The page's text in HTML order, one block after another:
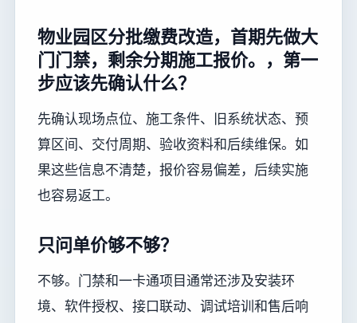
物业园区分批缴费改造，首期先做大
门门禁，剩余分期施工报价。，第一
步应该先确认什么？
先确认现场点位、施工条件、旧系统状态、预
算区间、交付周期、验收资料和后续维保。如
果这些信息不清楚，报价容易偏差，后续实施
也容易返工。
只问单价够不够？
不够。门禁和一卡通项目通常还涉及安装环
境、软件授权、接口联动、调试培训和售后响